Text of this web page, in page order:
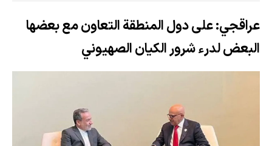
عراقجي: على دول المنطقة التعاون مع بعضها
البعض لدرء شرور الكيان الصهيوني